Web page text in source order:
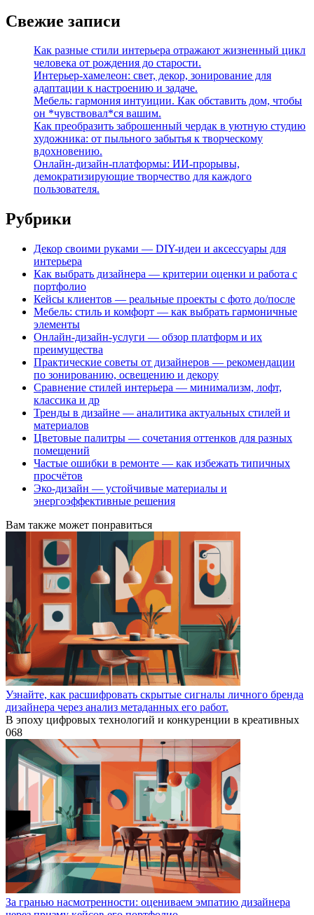
Свежие записи
Как разные стили интерьера отражают жизненный цикл
человека от рождения до старости.
Интерьер-хамелеон: свет, декор, зонирование для
адаптации к настроению и задаче.
Мебель: гармония интуиции. Как обставить дом, чтобы
он *чувствовал*ся вашим.
Как преобразить заброшенный чердак в уютную студию
художника: от пыльного забытья к творческому
вдохновению.
Онлайн-дизайн-платформы: ИИ-прорывы,
демократизирующие творчество для каждого
пользователя.
Рубрики
Декор своими руками — DIY-идеи и аксессуары для
интерьера
Как выбрать дизайнера — критерии оценки и работа с
портфолио
Кейсы клиентов — реальные проекты с фото до/после
Мебель: стиль и комфорт — как выбрать гармоничные
элементы
Онлайн-дизайн-услуги — обзор платформ и их
преимущества
Практические советы от дизайнеров — рекомендации
по зонированию, освещению и декору
Сравнение стилей интерьера — минимализм, лофт,
классика и др
Тренды в дизайне — аналитика актуальных стилей и
материалов
Цветовые палитры — сочетания оттенков для разных
помещений
Частые ошибки в ремонте — как избежать типичных
просчётов
Эко-дизайн — устойчивые материалы и
энергоэффективные решения
Вам также может понравиться
Узнайте, как расшифровать скрытые сигналы личного бренда
дизайнера через анализ метаданных его работ.
В эпоху цифровых технологий и конкуренции в креативных
068
За гранью насмотренности: оцениваем эмпатию дизайнера